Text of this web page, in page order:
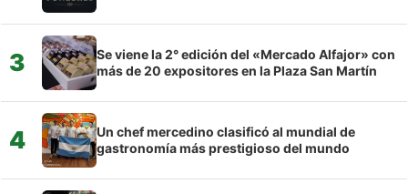
3
Se viene la 2° edición del «Mercado Alfajor» con
más de 20 expositores en la Plaza San Martín
4
Un chef mercedino clasificó al mundial de
gastronomía más prestigioso del mundo